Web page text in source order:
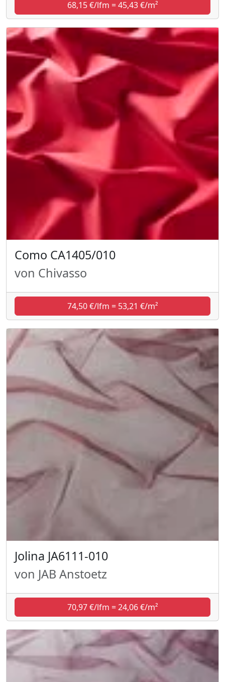
68,15 €/lfm = 45,43 €/m²
Como CA1405/010
von Chivasso
74,50 €/lfm = 53,21 €/m²
Jolina JA6111-010
von JAB Anstoetz
70,97 €/lfm = 24,06 €/m²